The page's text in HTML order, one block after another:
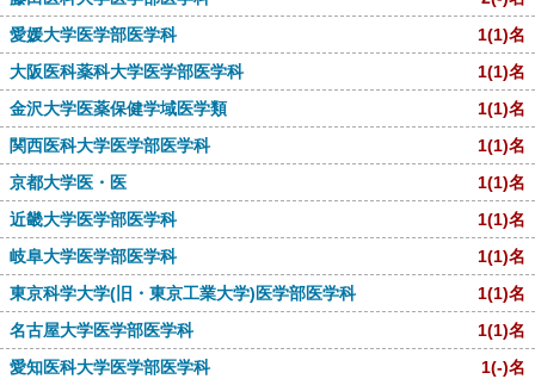
愛媛大学医学部医学科
1(1)名
大阪医科薬科大学医学部医学科
1(1)名
金沢大学医薬保健学域医学類
1(1)名
関西医科大学医学部医学科
1(1)名
京都大学医・医
1(1)名
近畿大学医学部医学科
1(1)名
岐阜大学医学部医学科
1(1)名
東京科学大学(旧・東京工業大学)医学部医学科
1(1)名
名古屋大学医学部医学科
1(1)名
愛知医科大学医学部医学科
1(-)名